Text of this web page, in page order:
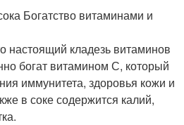
Богатство витаминами и
настоящий кладезь витаминов
богат витамином С, который
иммунитета, здоровья кожи и
в соке содержится калий,